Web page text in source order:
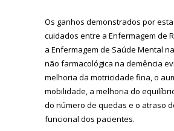
Os ganhos demonstrados por
cuidados entre a Enfermagem de
a Enfermagem de Saúde Mental
não farmacológica na demência
melhoria da motricidade fina, o
mobilidade, a melhoria do
do número de quedas e o atraso
funcional dos pacientes.